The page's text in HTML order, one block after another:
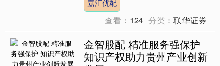
收入首次站上百亿元....
嘉汇优配
查看： 124 分类：联华证券
金智股配 精准服务强保护
知识产权助力贵州产业创新